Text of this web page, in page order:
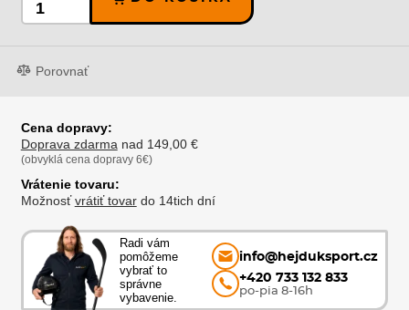
Porovnať
Cena dopravy:
Doprava zdarma nad 149,00 €
(obvyklá cena dopravy 6€)
Vrátenie tovaru:
Možnosťvrátiť tovardo 14tich dní
Radi vám
pomôžeme
vybrať to
správne
vybavenie.
info@hejduksport.cz
+420 733 132 833
po-pia 8-16h